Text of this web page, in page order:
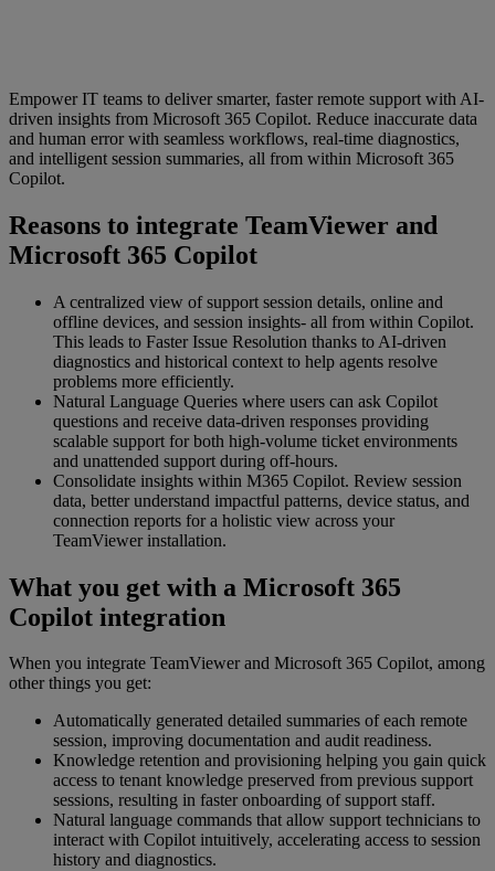
Empower IT teams to deliver smarter, faster remote support with AI-
driven insights from Microsoft 365 Copilot. Reduce inaccurate data
and human error with seamless workflows, real-time diagnostics,
and intelligent session summaries, all from within Microsoft 365
Copilot.
Reasons to integrate TeamViewer and
Microsoft 365 Copilot
A centralized view of support session details, online and
offline devices, and session insights- all from within Copilot.
This leads to Faster Issue Resolution thanks to AI-driven
diagnostics and historical context to help agents resolve
problems more efficiently.
Natural Language Queries where users can ask Copilot
questions and receive data-driven responses providing
scalable support for both high-volume ticket environments
and unattended support during off-hours.
Consolidate insights within M365 Copilot. Review session
data, better understand impactful patterns, device status, and
connection reports for a holistic view across your
TeamViewer installation.
What you get with a Microsoft 365
Copilot integration
When you integrate TeamViewer and Microsoft 365 Copilot, among
other things you get:
Automatically generated detailed summaries of each remote
session, improving documentation and audit readiness.
Knowledge retention and provisioning helping you gain quick
access to tenant knowledge preserved from previous support
sessions, resulting in faster onboarding of support staff.
Natural language commands that allow support technicians to
interact with Copilot intuitively, accelerating access to session
history and diagnostics.